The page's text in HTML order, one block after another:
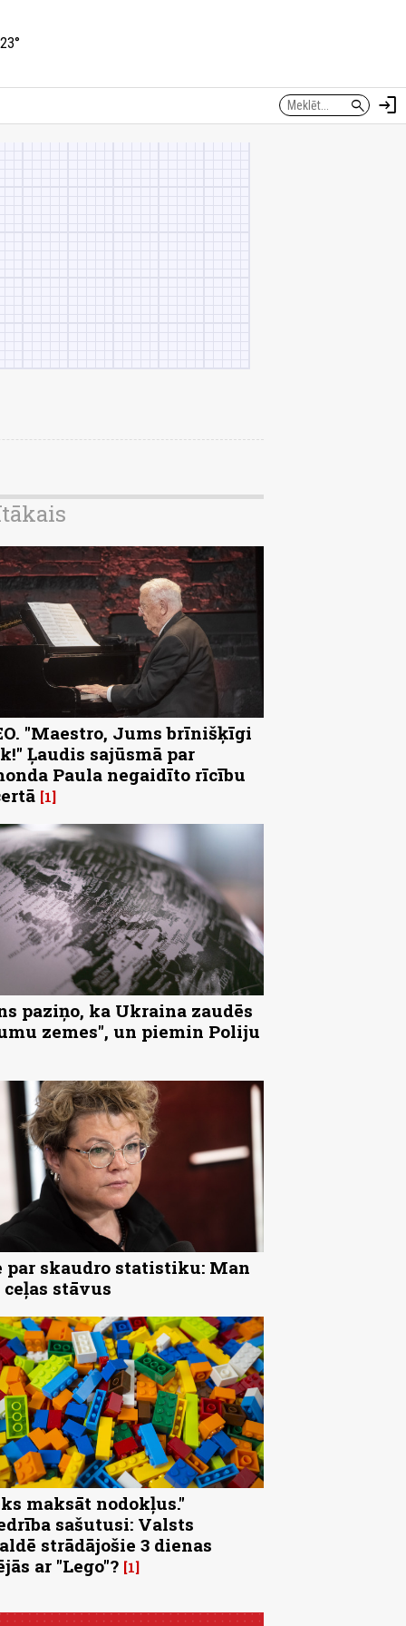
search login
"Maestro, Jums brīnišķīgi
Ļaudis sajūsmā par
Paula negaidīto rīcību
1
paziņo, ka Ukraina zaudēs
zemes", un piemin Poliju
par skaudro statistiku: Man
stāvus
maksāt nodokļus."
sašutusi: Valsts
strādājošie 3 dienas
ar "Lego"? 1